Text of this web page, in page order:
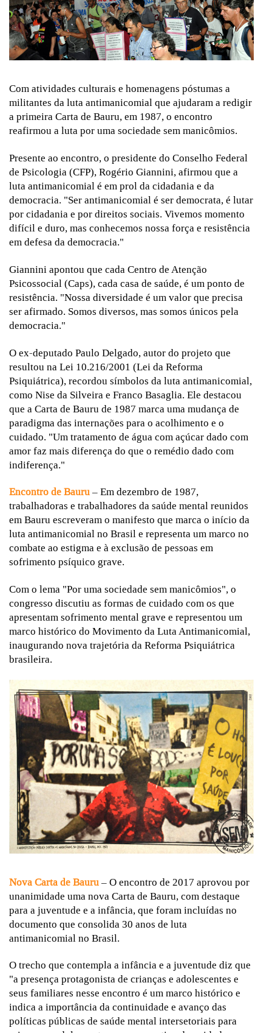
Com atividades culturais e homenagens póstumas a
militantes da luta antimanicomial que ajudaram a redigir
a primeira Carta de Bauru, em 1987, o encontro
reafirmou a luta por uma sociedade sem manicômios.
Presente ao encontro, o presidente do Conselho Federal
de Psicologia (CFP), Rogério Giannini, afirmou que a
luta antimanicomial é em prol da cidadania e da
democracia. "Ser antimanicomial é ser democrata, é lutar
por cidadania e por direitos sociais. Vivemos momento
difícil e duro, mas conhecemos nossa força e resistência
em defesa da democracia."
Giannini apontou que cada Centro de Atenção
Psicossocial (Caps), cada casa de saúde, é um ponto de
resistência. "Nossa diversidade é um valor que precisa
ser afirmado. Somos diversos, mas somos únicos pela
democracia."
O ex-deputado Paulo Delgado, autor do projeto que
resultou na Lei 10.216/2001 (Lei da Reforma
Psiquiátrica), recordou símbolos da luta antimanicomial,
como Nise da Silveira e Franco Basaglia. Ele destacou
que a Carta de Bauru de 1987 marca uma mudança de
paradigma das internações para o acolhimento e o
cuidado. "Um tratamento de água com açúcar dado com
amor faz mais diferença do que o remédio dado com
indiferença."
Encontro de Bauru– Em dezembro de 1987,
trabalhadoras e trabalhadores da saúde mental reunidos
em Bauru escreveram o manifesto que marca o início da
luta antimanicomial no Brasil e representa um marco no
combate ao estigma e à exclusão de pessoas em
sofrimento psíquico grave.
Com o lema "Por uma sociedade sem manicômios", o
congresso discutiu as formas de cuidado com os que
apresentam sofrimento mental grave e representou um
marco histórico do Movimento da Luta Antimanicomial,
inaugurando nova trajetória da Reforma Psiquiátrica
brasileira.
Nova Carta de Bauru– O encontro de 2017 aprovou por
unanimidade umanova Carta de Bauru, com destaque
para a juventude e a infância, que foram incluídas no
documento que consolida 30 anos de luta
antimanicomial no Brasil.
O trecho que contempla a infância e a juventude diz que
"a presença protagonista de crianças e adolescentes e
seus familiares nesse encontro é um marco histórico e
indica a importância da continuidade e avanço das
políticas públicas de saúde mental intersetoriais para